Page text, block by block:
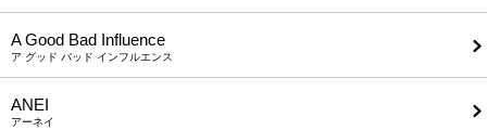
A Good Bad Influence
ア グッド バッド インフルエンス
ANEI
アーネイ